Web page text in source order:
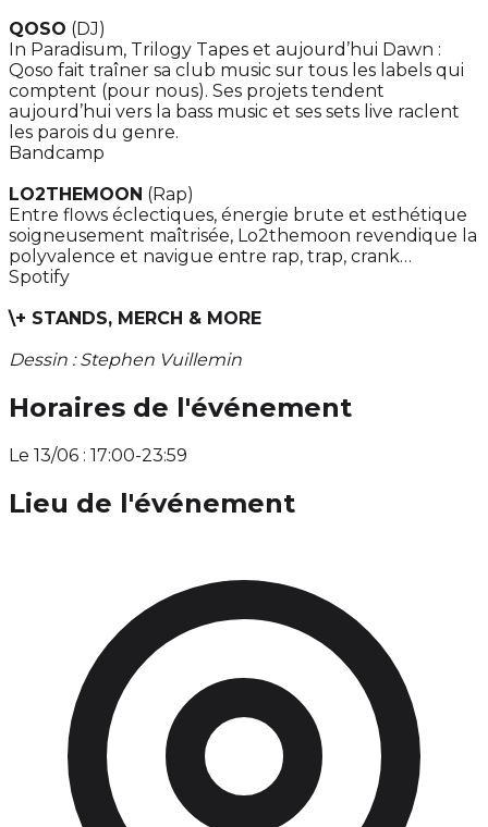
QOSO (DJ)
In Paradisum, Trilogy Tapes et aujourd’hui Dawn :
Qoso fait traîner sa club music sur tous les labels qui
comptent (pour nous). Ses projets tendent
aujourd’hui vers la bass music et ses sets live raclent
les parois du genre.
Bandcamp
LO2THEMOON (Rap)
Entre flows éclectiques, énergie brute et esthétique
soigneusement maîtrisée, Lo2themoon revendique la
polyvalence et navigue entre rap, trap, crank…
Spotify
\+ STANDS, MERCH & MORE
Dessin : Stephen Vuillemin
Horaires de l'événement
Le 13/06 : 17:00-23:59
Lieu de l'événement